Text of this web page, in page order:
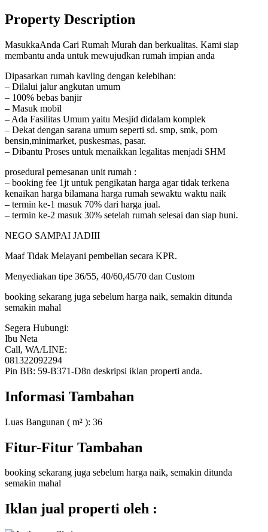
Property Description
MasukkaAnda Cari Rumah Murah dan berkualitas. Kami siap
membantu anda untuk mewujudkan rumah impian anda
Dipasarkan rumah kavling dengan kelebihan:
– Dilalui jalur angkutan umum
– 100% bebas banjir
– Masuk mobil
– Ada Fasilitas Umum yaitu Mesjid didalam komplek
– Dekat dengan sarana umum seperti sd. smp, smk, pom
bensin,minimarket, puskesmas, pasar.
– Dibantu Proses untuk menaikkan legalitas menjadi SHM
prosedural pemesanan unit rumah :
– booking fee 1jt untuk pengikatan harga agar tidak terkena
kenaikan harga bilamana harga rumah sewaktu waktu naik
– termin ke-1 masuk 70% dari harga jual.
– termin ke-2 masuk 30% setelah rumah selesai dan siap huni.
NEGO SAMPAI JADIII
Maaf Tidak Melayani pembelian secara KPR.
Menyediakan tipe 36/55, 40/60,45/70 dan Custom
booking sekarang juga sebelum harga naik, semakin ditunda
semakin mahal
Segera Hubungi:
Ibu Neta
Call, WA/LINE:
081322092294
Pin BB: 59-B371-D8n deskripsi iklan properti anda.
Informasi Tambahan
Luas Bangunan ( m² ): 36
Fitur-Fitur Tambahan
booking sekarang juga sebelum harga naik, semakin ditunda
semakin mahal
Iklan jual properti oleh :